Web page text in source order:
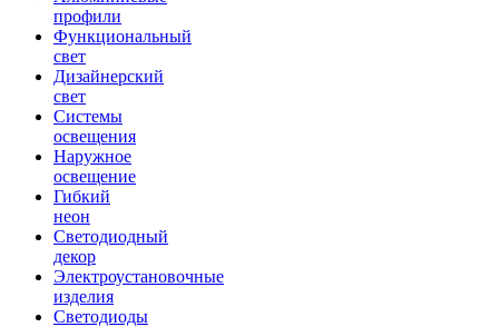
профили
Функциональный
свет
Дизайнерский
свет
Системы
освещения
Наружное
освещение
Гибкий
неон
Светодиодный
декор
Электроустановочные
изделия
Светодиоды